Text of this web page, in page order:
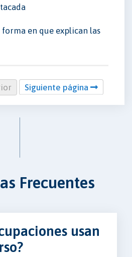
en que explican las
Siguiente página
Frecuentes
usan